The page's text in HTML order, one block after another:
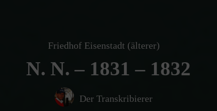
Friedhof Eisenstadt (älterer)
N. N. – 1831 – 1832
Der Transkribierer